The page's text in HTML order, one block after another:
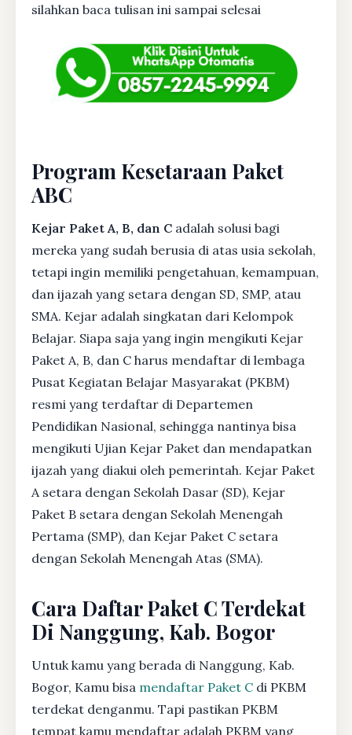
silahkan baca tulisan ini sampai selesai
Program Kesetaraan Paket
ABC
Kejar Paket A, B, dan C adalah solusi bagi
mereka yang sudah berusia di atas usia sekolah,
tetapi ingin memiliki pengetahuan, kemampuan,
dan ijazah yang setara dengan SD, SMP, atau
SMA. Kejar adalah singkatan dari Kelompok
Belajar. Siapa saja yang ingin mengikuti Kejar
Paket A, B, dan C harus mendaftar di lembaga
Pusat Kegiatan Belajar Masyarakat (PKBM)
resmi yang terdaftar di Departemen
Pendidikan Nasional, sehingga nantinya bisa
mengikuti Ujian Kejar Paket dan mendapatkan
ijazah yang diakui oleh pemerintah. Kejar Paket
A setara dengan Sekolah Dasar (SD), Kejar
Paket B setara dengan Sekolah Menengah
Pertama (SMP), dan Kejar Paket C setara
dengan Sekolah Menengah Atas (SMA).
Cara Daftar Paket C Terdekat
Di Nanggung, Kab. Bogor
Untuk kamu yang berada di Nanggung, Kab.
Bogor, Kamu bisa mendaftar Paket C di PKBM
terdekat denganmu. Tapi pastikan PKBM
tempat kamu mendaftar adalah PKBM yang